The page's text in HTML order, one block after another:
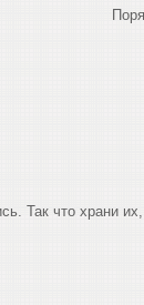
Так что храни